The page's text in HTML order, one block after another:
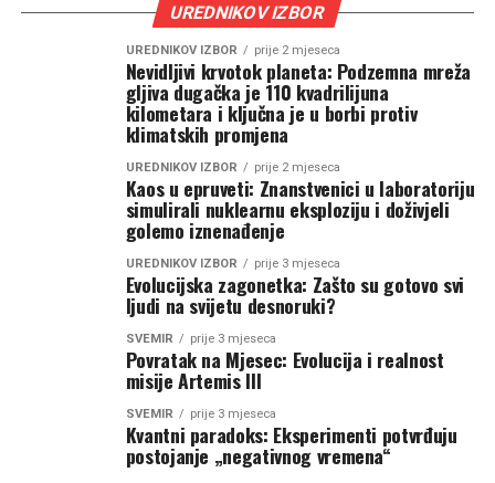
UREDNIKOV IZBOR
UREDNIKOV IZBOR prije 2 mjeseca
Nevidljivi krvotok planeta: Podzemna mreža
gljiva dugačka je 110 kvadrilijuna
kilometara i ključna je u borbi protiv
klimatskih promjena
UREDNIKOV IZBOR prije 2 mjeseca
Kaos u epruveti: Znanstvenici u laboratoriju
simulirali nuklearnu eksploziju i doživjeli
golemo iznenađenje
UREDNIKOV IZBOR prije 3 mjeseca
Evolucijska zagonetka: Zašto su gotovo svi
ljudi na svijetu desnoruki?
SVEMIR prije 3 mjeseca
Povratak na Mjesec: Evolucija i realnost
misije Artemis III
SVEMIR prije 3 mjeseca
Kvantni paradoks: Eksperimenti potvrđuju
postojanje „negativnog vremena“